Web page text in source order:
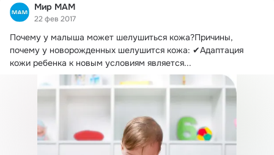
Мир МАМ
22 фев 2017
Почему у малыша может шелушиться кожа?Причины,
почему у новорожденных шелушится кожа: ✔Адаптация
кожи ребенка к новым условиям является...